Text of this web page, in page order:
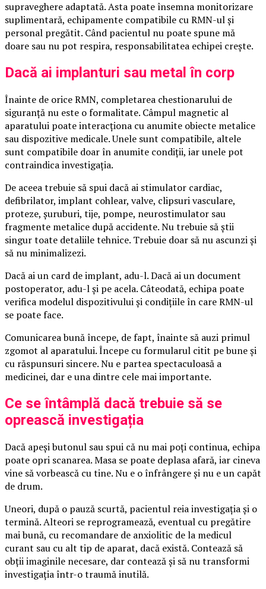
supraveghere adaptată. Asta poate însemna monitorizare
suplimentară, echipamente compatibile cu RMN-ul și
personal pregătit. Când pacientul nu poate spune mă
doare sau nu pot respira, responsabilitatea echipei crește.
Dacă ai implanturi sau metal în corp
Înainte de orice RMN, completarea chestionarului de
siguranță nu este o formalitate. Câmpul magnetic al
aparatului poate interacționa cu anumite obiecte metalice
sau dispozitive medicale. Unele sunt compatibile, altele
sunt compatibile doar în anumite condiții, iar unele pot
contraindica investigația.
De aceea trebuie să spui dacă ai stimulator cardiac,
defibrilator, implant cohlear, valve, clipsuri vasculare,
proteze, șuruburi, tije, pompe, neurostimulator sau
fragmente metalice după accidente. Nu trebuie să știi
singur toate detaliile tehnice. Trebuie doar să nu ascunzi și
să nu minimalizezi.
Dacă ai un card de implant, adu-l. Dacă ai un document
postoperator, adu-l și pe acela. Câteodată, echipa poate
verifica modelul dispozitivului și condițiile în care RMN-ul
se poate face.
Comunicarea bună începe, de fapt, înainte să auzi primul
zgomot al aparatului. Începe cu formularul citit pe bune și
cu răspunsuri sincere. Nu e partea spectaculoasă a
medicinei, dar e una dintre cele mai importante.
Ce se întâmplă dacă trebuie să se
oprească investigația
Dacă apeși butonul sau spui că nu mai poți continua, echipa
poate opri scanarea. Masa se poate deplasa afară, iar cineva
vine să vorbească cu tine. Nu e o înfrângere și nu e un capăt
de drum.
Uneori, după o pauză scurtă, pacientul reia investigația și o
termină. Alteori se reprogramează, eventual cu pregătire
mai bună, cu recomandare de anxiolitic de la medicul
curant sau cu alt tip de aparat, dacă există. Contează să
obții imaginile necesare, dar contează și să nu transformi
investigația într-o traumă inutilă.